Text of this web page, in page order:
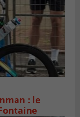
: le